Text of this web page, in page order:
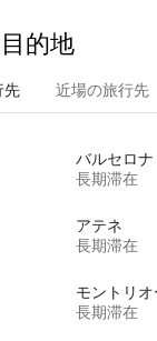
的⁠地
先 近場の旅行先
バルセロナ
長期滞在
アテネ
長期滞在
モントリ
長期滞在